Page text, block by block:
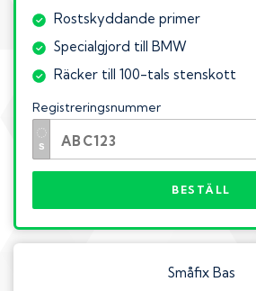
Rostskyddande primer
Specialgjord till BMW
Räcker till 100-tals stenskott
Registreringsnummer
BESTÄLL
Småfix Bas